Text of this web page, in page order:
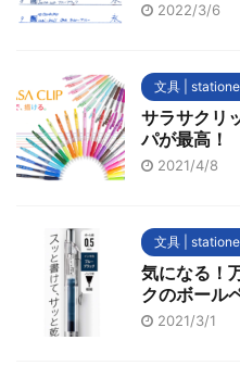
2022/3/6
文具 |
サラサクリ
パが最高！
2021/4/8
文具 |
気になる！
クのボール
2021/3/1